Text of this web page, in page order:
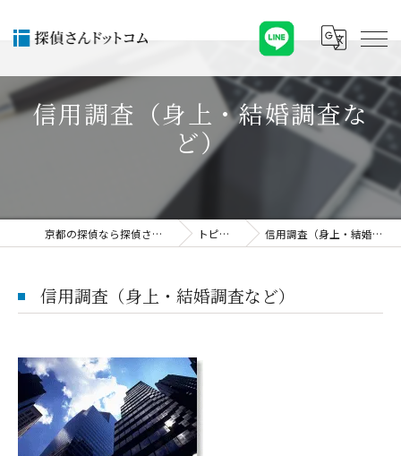
信用調査（身上・結婚調査な
ど）
京都の探偵なら探偵さんドットコム トピックス 信用調査（身上・結婚調査など）
信用調査（身上・結婚調査など）